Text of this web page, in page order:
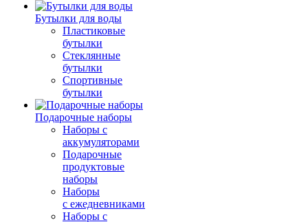
Бутылки для воды
Пластиковые
бутылки
Стеклянные
бутылки
Спортивные
бутылки
Подарочные наборы
Наборы с
аккумуляторами
Подарочные
продуктовые
наборы
Наборы
с ежедневниками
Наборы с